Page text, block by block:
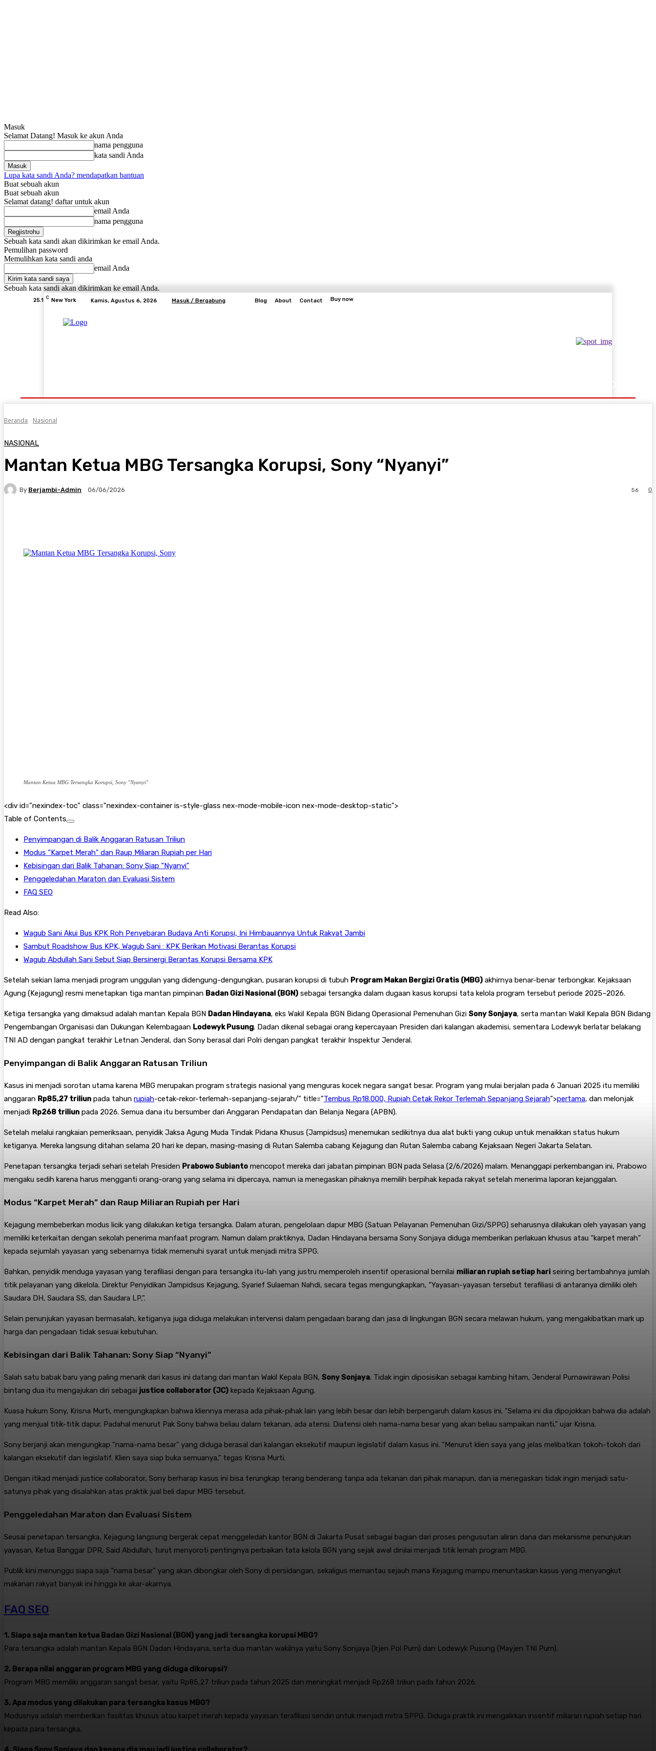
Masuk
Selamat Datang! Masuk ke akun Anda
nama pengguna
kata sandi Anda
Lupa kata sandi Anda? mendapatkan bantuan
Buat sebuah akun
Buat sebuah akun
Selamat datang! daftar untuk akun
email Anda
nama pengguna
Sebuah kata sandi akan dikirimkan ke email Anda.
Pemulihan password
Memulihkan kata sandi anda
email Anda
Sebuah kata sandi akan dikirimkan ke email Anda.
25.1 C New York Kamis, Agustus 6, 2026 Masuk / Bergabung Blog About Contact Buy now
Beranda Nasional
NASIONAL
Mantan Ketua MBG Tersangka Korupsi, Sony “Nyanyi”
By Berjambi-Admin 06/06/2026 0
56
Mantan Ketua MBG Tersangka Korupsi, Sony "Nyanyi"
<div id="nexindex-toc" class="nexindex-container is-style-glass nex-mode-mobile-icon nex-mode-desktop-static">
Table of Contents
Penyimpangan di Balik Anggaran Ratusan Triliun
Modus “Karpet Merah” dan Raup Miliaran Rupiah per Hari
Kebisingan dari Balik Tahanan: Sony Siap “Nyanyi”
Penggeledahan Maraton dan Evaluasi Sistem
FAQ SEO
Read Also:
Wagub Sani Akui Bus KPK Roh Penyebaran Budaya Anti Korupsi, Ini Himbauannya Untuk Rakyat Jambi
Sambut Roadshow Bus KPK, Wagub Sani : KPK Berikan Motivasi Berantas Korupsi
Wagub Abdullah Sani Sebut Siap Bersinergi Berantas Korupsi Bersama KPK
Setelah sekian lama menjadi program unggulan yang didengung-dengungkan, pusaran korupsi di tubuh Program Makan Bergizi Gratis (MBG) akhirnya benar-benar terbongkar. Kejaksaan
Agung (Kejagung) resmi menetapkan tiga mantan pimpinan Badan Gizi Nasional (BGN) sebagai tersangka dalam dugaan kasus korupsi tata kelola program tersebut periode 2025–2026.
Ketiga tersangka yang dimaksud adalah mantan Kepala BGN Dadan Hindayana, eks Wakil Kepala BGN Bidang Operasional Pemenuhan Gizi Sony Sonjaya, serta mantan Wakil Kepala BGN Bidang
Pengembangan Organisasi dan Dukungan Kelembagaan Lodewyk Pusung. Dadan dikenal sebagai orang kepercayaan Presiden dari kalangan akademisi, sementara Lodewyk berlatar belakang
TNI AD dengan pangkat terakhir Letnan Jenderal, dan Sony berasal dari Polri dengan pangkat terakhir Inspektur Jenderal.
Penyimpangan di Balik Anggaran Ratusan Triliun
Kasus ini menjadi sorotan utama karena MBG merupakan program strategis nasional yang menguras kocek negara sangat besar. Program yang mulai berjalan pada 6 Januari 2025 itu memiliki
anggaran Rp85,27 triliun pada tahun rupiah-cetak-rekor-terlemah-sepanjang-sejarah/” title=”Tembus Rp18.000, Rupiah Cetak Rekor Terlemah Sepanjang Sejarah”>pertama, dan melonjak
menjadi Rp268 triliun pada 2026. Semua dana itu bersumber dari Anggaran Pendapatan dan Belanja Negara (APBN).
Setelah melalui rangkaian pemeriksaan, penyidik Jaksa Agung Muda Tindak Pidana Khusus (Jampidsus) menemukan sedikitnya dua alat bukti yang cukup untuk menaikkan status hukum
ketiganya. Mereka langsung ditahan selama 20 hari ke depan, masing-masing di Rutan Salemba cabang Kejagung dan Rutan Salemba cabang Kejaksaan Negeri Jakarta Selatan.
Penetapan tersangka terjadi sehari setelah Presiden Prabowo Subianto mencopot mereka dari jabatan pimpinan BGN pada Selasa (2/6/2026) malam. Menanggapi perkembangan ini, Prabowo
mengaku sedih karena harus mengganti orang-orang yang selama ini dipercaya, namun ia menegaskan pihaknya memilih berpihak kepada rakyat setelah menerima laporan kejanggalan.
Modus “Karpet Merah” dan Raup Miliaran Rupiah per Hari
Kejagung membeberkan modus licik yang dilakukan ketiga tersangka. Dalam aturan, pengelolaan dapur MBG (Satuan Pelayanan Pemenuhan Gizi/SPPG) seharusnya dilakukan oleh yayasan yang
memiliki keterkaitan dengan sekolah penerima manfaat program. Namun dalam praktiknya, Dadan Hindayana bersama Sony Sonjaya diduga memberikan perlakuan khusus atau “karpet merah”
kepada sejumlah yayasan yang sebenarnya tidak memenuhi syarat untuk menjadi mitra SPPG.
Bahkan, penyidik menduga yayasan yang terafiliasi dengan para tersangka itu-lah yang justru memperoleh insentif operasional bernilai miliaran rupiah setiap hari seiring bertambahnya jumlah
titik pelayanan yang dikelola. Direktur Penyidikan Jampidsus Kejagung, Syarief Sulaeman Nahdi, secara tegas mengungkapkan, “Yayasan-yayasan tersebut terafiliasi di antaranya dimiliki oleh
Saudara DH, Saudara SS, dan Saudara LP,”.
Selain penunjukan yayasan bermasalah, ketiganya juga diduga melakukan intervensi dalam pengadaan barang dan jasa di lingkungan BGN secara melawan hukum, yang mengakibatkan mark up
harga dan pengadaan tidak sesuai kebutuhan.
Kebisingan dari Balik Tahanan: Sony Siap “Nyanyi”
Salah satu babak baru yang paling menarik dari kasus ini datang dari mantan Wakil Kepala BGN, Sony Sonjaya. Tidak ingin diposisikan sebagai kambing hitam, Jenderal Purnawirawan Polisi
bintang dua itu mengajukan diri sebagai justice collaborator (JC) kepada Kejaksaan Agung.
Kuasa hukum Sony, Krisna Murti, mengungkapkan bahwa kliennya merasa ada pihak-pihak lain yang lebih besar dan lebih berpengaruh dalam kasus ini. “Selama ini dia dipojokkan bahwa dia adalah
yang menjual titik-titik dapur. Padahal menurut Pak Sony bahwa beliau dalam tekanan, ada atensi. Diatensi oleh nama-nama besar yang akan beliau sampaikan nanti,” ujar Krisna.
Sony berjanji akan mengungkap “nama-nama besar” yang diduga berasal dari kalangan eksekutif maupun legislatif dalam kasus ini. “Menurut klien saya yang jelas melibatkan tokoh-tokoh dari
kalangan eksekutif dan legislatif. Klien saya siap buka semuanya,” tegas Krisna Murti.
Dengan itikad menjadi justice collaborator, Sony berharap kasus ini bisa terungkap terang benderang tanpa ada tekanan dari pihak manapun, dan ia menegaskan tidak ingin menjadi satu-
satunya pihak yang disalahkan atas praktik jual beli dapur MBG tersebut.
Penggeledahan Maraton dan Evaluasi Sistem
Seusai penetapan tersangka, Kejagung langsung bergerak cepat menggeledah kantor BGN di Jakarta Pusat sebagai bagian dari proses pengusutan aliran dana dan mekanisme penunjukan
yayasan. Ketua Banggar DPR, Said Abdullah, turut menyoroti pentingnya perbaikan tata kelola BGN yang sejak awal dinilai menjadi titik lemah program MBG.
Publik kini menunggu siapa saja “nama besar” yang akan dibongkar oleh Sony di persidangan, sekaligus memantau sejauh mana Kejagung mampu menuntaskan kasus yang menyangkut
makanan rakyat banyak ini hingga ke akar-akarnya.
FAQ SEO
1. Siapa saja mantan ketua Badan Gizi Nasional (BGN) yang jadi tersangka korupsi MBG?
Para tersangka adalah mantan Kepala BGN Dadan Hindayana, serta dua mantan wakilnya yaitu Sony Sonjaya (Irjen Pol Purn) dan Lodewyk Pusung (Mayjen TNI Purn).
2. Berapa nilai anggaran program MBG yang diduga dikorupsi?
Program MBG memiliki anggaran sangat besar, yaitu Rp85,27 triliun pada tahun 2025 dan meningkat menjadi Rp268 triliun pada tahun 2026.
3. Apa modus yang dilakukan para tersangka kasus MBG?
Modusnya adalah memberikan fasilitas khusus atau karpet merah kepada yayasan terafiliasi sendiri untuk menjadi mitra SPPG. Diduga praktik ini mengalirkan insentif miliaran rupiah setiap hari
kepada para tersangka.